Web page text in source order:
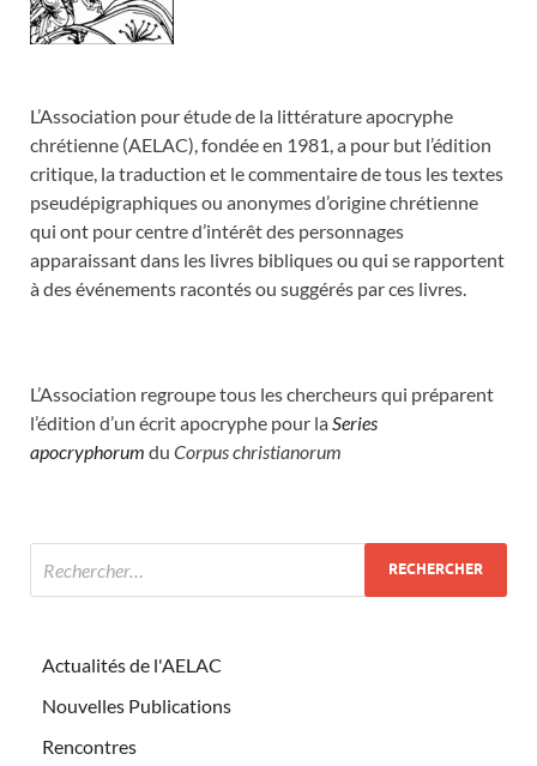
L’Association pour étude de la littérature apocryphe
chrétienne (AELAC), fondée en 1981, a pour but l’édition
critique, la traduction et le commentaire de tous les textes
pseudépigraphiques ou anonymes d’origine chrétienne
qui ont pour centre d’intérêt des personnages
apparaissant dans les livres bibliques ou qui se rapportent
à des événements racontés ou suggérés par ces livres.
L’Association regroupe tous les chercheurs qui préparent
l’édition d’un écrit apocryphe pour laSeries
apocryphorum du Corpus christianorum
Actualités de l'AELAC
Nouvelles Publications
Rencontres